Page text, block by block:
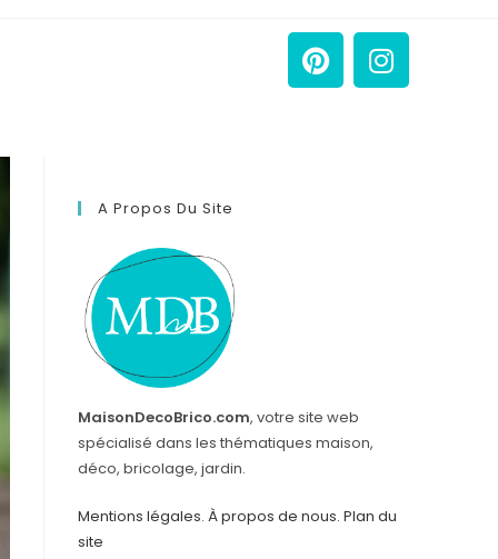
A Propos Du Site
MaisonDecoBrico.com, votre site web
spécialisé dans les thématiques maison,
déco, bricolage, jardin.
Mentions légales. À propos de nous. Plan du
site